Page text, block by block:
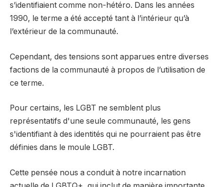
s’identifiaient comme non-hétéro. Dans les années
1990, le terme a été accepté tant à l’intérieur qu’à
l’extérieur de la communauté.
Cependant, des tensions sont apparues entre diverses
factions de la communauté à propos de l’utilisation de
ce terme.
Pour certains, les LGBT ne semblent plus
représentatifs d'une seule communauté, les gens
s'identifiant à des identités qui ne pourraient pas être
définies dans le moule LGBT.
Cette pensée nous a conduit à notre incarnation